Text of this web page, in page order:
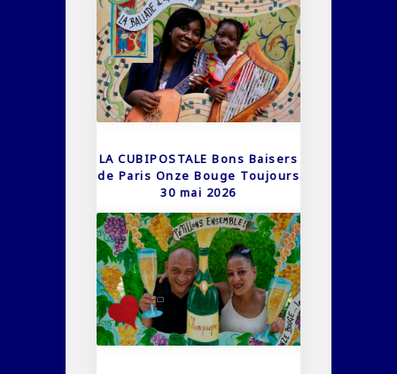
LA CUBIPOSTALE Bons Baisers
de Paris Onze Bouge Toujours
30 mai 2026